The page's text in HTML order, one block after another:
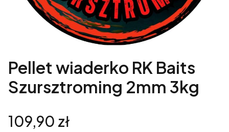
Pellet wiaderko RK Baits
Szursztroming 2mm 3kg
Cena
109,90 zł